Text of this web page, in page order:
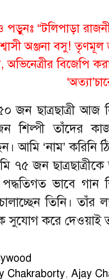
“টলিপাড়া
অঞ্জনা বসু! তৃণমূল
অভিনেত্রীর বিজেপি
জন ছাত্রছাত্রী আজ
শিল্পী তাঁদের
আমি ‘নাম’ করিনি
৭৫ জন ছাত্রছাত্রীকে
পদ্ধতিগত ভাবে
তিনি।
সুযোগ করে দেওয়াই
Chakraborty, Ajay